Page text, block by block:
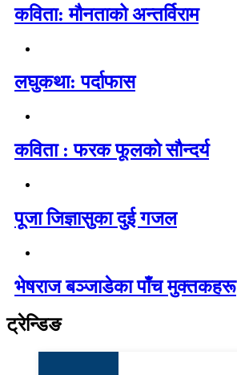
कविता: मौनताको अन्तर्विराम
लघुकथा: पर्दाफास
कविता : फरक फूलको सौन्दर्य
पूजा जिज्ञासुका दुई गजल
भेषराज बञ्जाडेका पाँच मुक्तकहरू
ट्रेन्डिङ